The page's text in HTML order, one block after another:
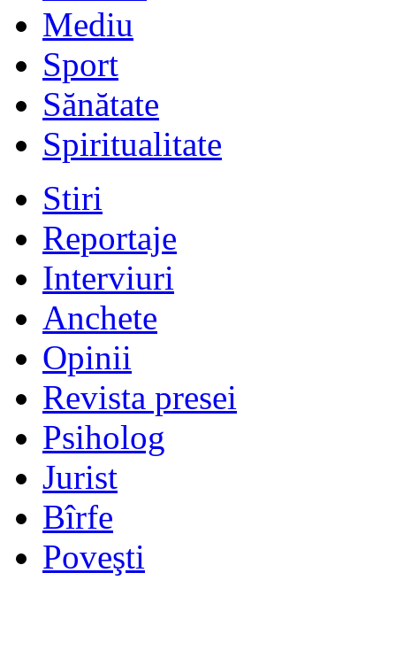
Mediu
Sport
Sănătate
Spiritualitate
Stiri
Reportaje
Interviuri
Anchete
Opinii
Revista presei
Psiholog
Jurist
Bîrfe
Poveşti